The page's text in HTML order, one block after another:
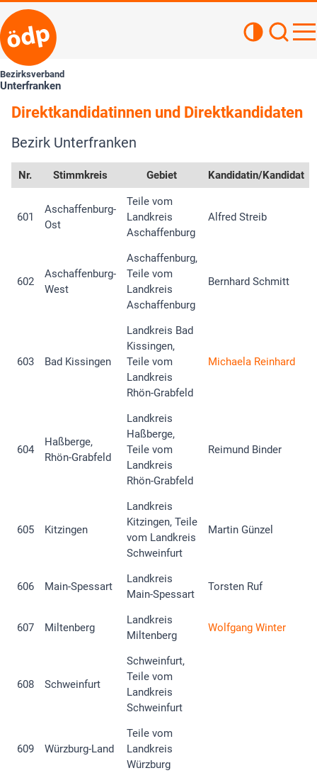
Bezirksverband
Unterfranken
Direktkandidatinnen und Direktkandidaten
Bezirk Unterfranken
Nr. Stimmkreis Gebiet Kandidatin/Kandidat
601
Aschaffenburg-
Ost
Teile vom
Landkreis
Aschaffenburg
Alfred Streib
602
Aschaffenburg-
West
Aschaffenburg,
Teile vom
Landkreis
Aschaffenburg
Bernhard Schmitt
603 Bad Kissingen
Landkreis Bad
Kissingen,
Teile vom
Landkreis
Rhön-Grabfeld
Michaela Reinhard
604
Haßberge,
Rhön-Grabfeld
Landkreis
Haßberge,
Teile vom
Landkreis
Rhön-Grabfeld
Reimund Binder
605 Kitzingen
Landkreis
Kitzingen, Teile
vom Landkreis
Schweinfurt
Martin Günzel
606 Main-Spessart
Landkreis
Main-Spessart
Torsten Ruf
607 Miltenberg
Landkreis
Miltenberg
Wolfgang Winter
608 Schweinfurt
Schweinfurt,
Teile vom
Landkreis
Schweinfurt
609 Würzburg-Land
Teile vom
Landkreis
Würzburg